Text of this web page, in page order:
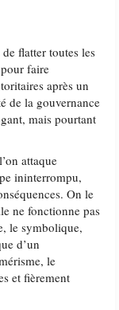
flatter toutes les
faire
après un
de la gouvernance
mais pourtant
attaque
ininterrompu,
On le
ne fonctionne pas
le symbolique,
d’un
le
et fièrement